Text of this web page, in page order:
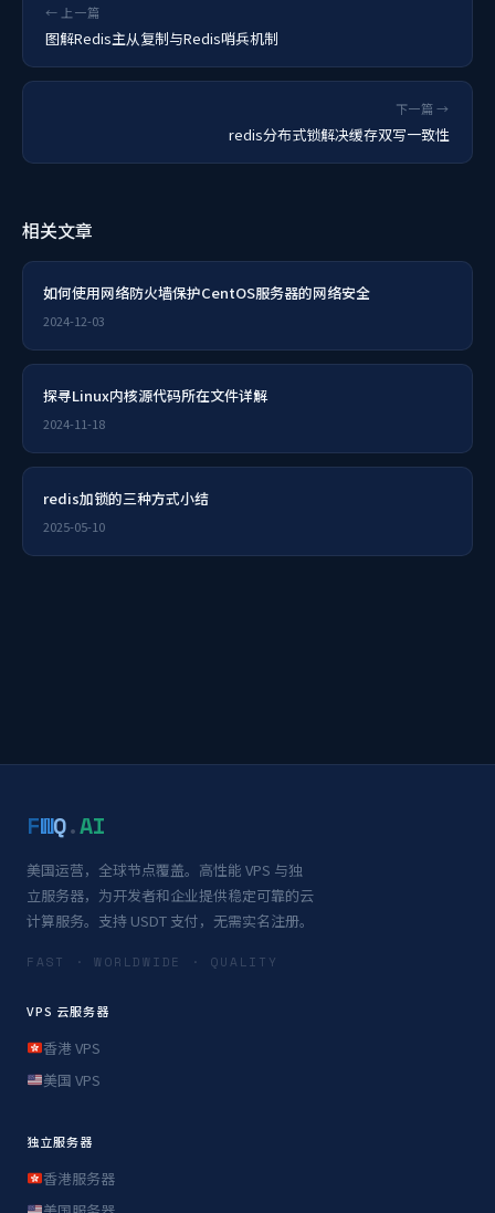
← 上一篇
图解Redis主从复制与Redis哨兵机制
下一篇 →
redis分布式锁解决缓存双写一致性
相关文章
如何使用网络防火墙保护CentOS服务器的网络安全
2024-12-03
探寻Linux内核源代码所在文件详解
2024-11-18
redis加锁的三种方式小结
2025-05-10
FWQ.AI
美国运营，全球节点覆盖。高性能 VPS 与独
立服务器，为开发者和企业提供稳定可靠的云
计算服务。支持 USDT 支付，无需实名注册。
FAST · WORLDWIDE · QUALITY
VPS 云服务器
香港 VPS
美国 VPS
独立服务器
香港服务器